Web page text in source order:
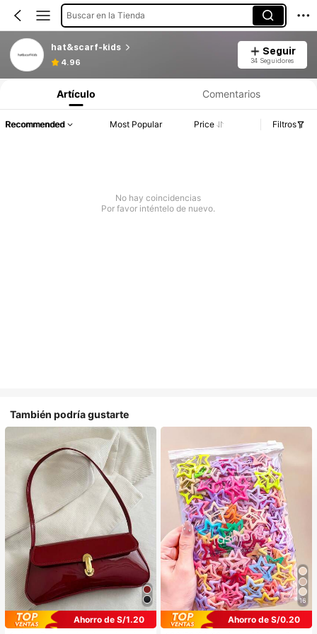
Buscar en la Tienda
hat&scarf-kids
4.96
Seguir
34 Seguidores
Artículo Comentarios
Recommended Most Popular Price Filtros
No hay coincidencias
Por favor inténtelo de nuevo.
También podría gustarte
Ahorro de S/1.20
16
Ahorro de S/0.20